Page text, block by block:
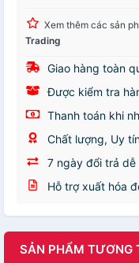
Xem thêm các sản
Trading
Giao hàng toàn
Được kiểm tra
Thanh toán khi
Chất lượng, Uy
7 ngày đổi trả dễ
Hỗ trợ xuất hóa
SẢN PHẨM TƯƠNG